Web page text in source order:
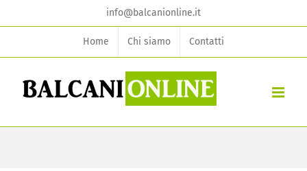
to
info@balcanionline.it
Home Chi siamo Contatti